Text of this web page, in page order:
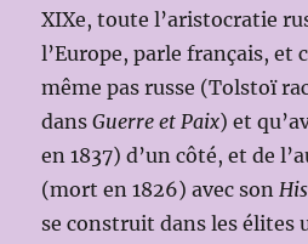
XIXe, toute l’aristocratie
l’Europe, parle français, et
même pas russe (Tolstoï
dansGuerre et Paix) et
en 1837) d’un côté, et de
(mort en 1826) avec son
se construit dans les élites